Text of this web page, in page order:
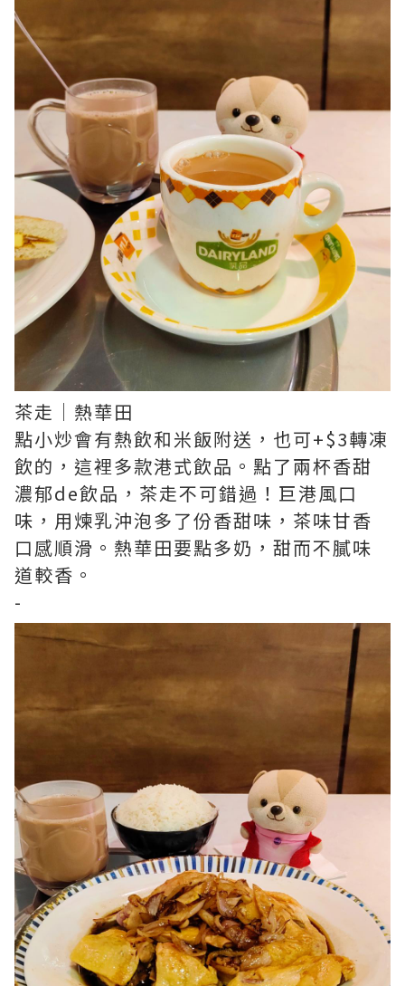
茶走｜熱華田
點小炒會有熱飲和米飯附送，也可+$3轉凍
飲的，這裡多款港式飲品。點了兩杯香甜
濃郁de飲品，茶走不可錯過！巨港風口
味，用煉乳沖泡多了份香甜味，茶味甘香
口感順滑。熱華田要點多奶，甜而不膩味
道較香。
-